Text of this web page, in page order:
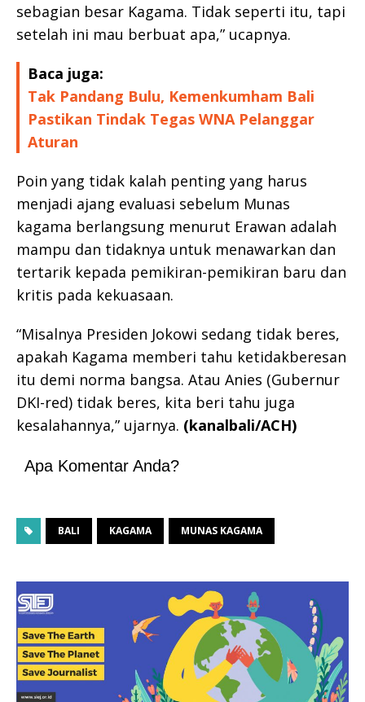
sebagian besar Kagama. Tidak seperti itu, tapi
setelah ini mau berbuat apa,” ucapnya.
Baca juga:
Tak Pandang Bulu, Kemenkumham Bali
Pastikan Tindak Tegas WNA Pelanggar
Aturan
Poin yang tidak kalah penting yang harus
menjadi ajang evaluasi sebelum Munas
kagama berlangsung menurut Erawan adalah
mampu dan tidaknya untuk menawarkan dan
tertarik kepada pemikiran-pemikiran baru dan
kritis pada kekuasaan.
“Misalnya Presiden Jokowi sedang tidak beres,
apakah Kagama memberi tahu ketidakberesan
itu demi norma bangsa. Atau Anies (Gubernur
DKI-red) tidak beres, kita beri tahu juga
kesalahannya,” ujarnya. (kanalbali/ACH)
Apa Komentar Anda?
BALI KAGAMA MUNAS KAGAMA